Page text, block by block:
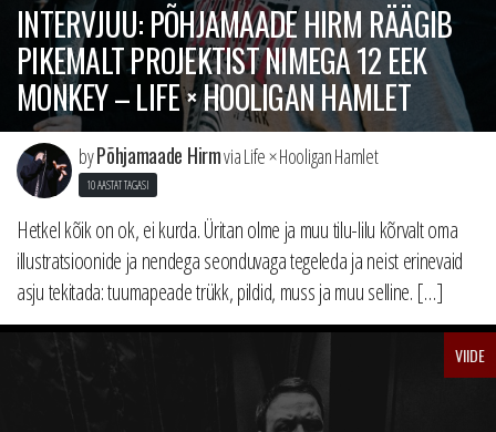
INTERVJUU: PÕHJAMAADE HIRM RÄÄGIB
PIKEMALT PROJEKTIST NIMEGA 12 EEK
MONKEY – LIFE × HOOLIGAN HAMLET
byPõhjamaade Hirmvia Life × Hooligan Hamlet
10 AASTAT TAGASI
Hetkel kõik on ok, ei kurda. Üritan olme ja muu tilu-lilu kõrvalt oma
illustratsioonide ja nendega seonduvaga tegeleda ja neist erinevaid
asju tekitada: tuumapeade trükk, pildid, muss ja muu selline. […]
VIIDE